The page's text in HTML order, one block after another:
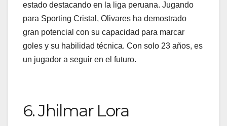
estado destacando en la liga peruana. Jugando
para Sporting Cristal, Olivares ha demostrado
gran potencial con su capacidad para marcar
goles y su habilidad técnica. Con solo 23 años, es
un jugador a seguir en el futuro.
6. Jhilmar Lora